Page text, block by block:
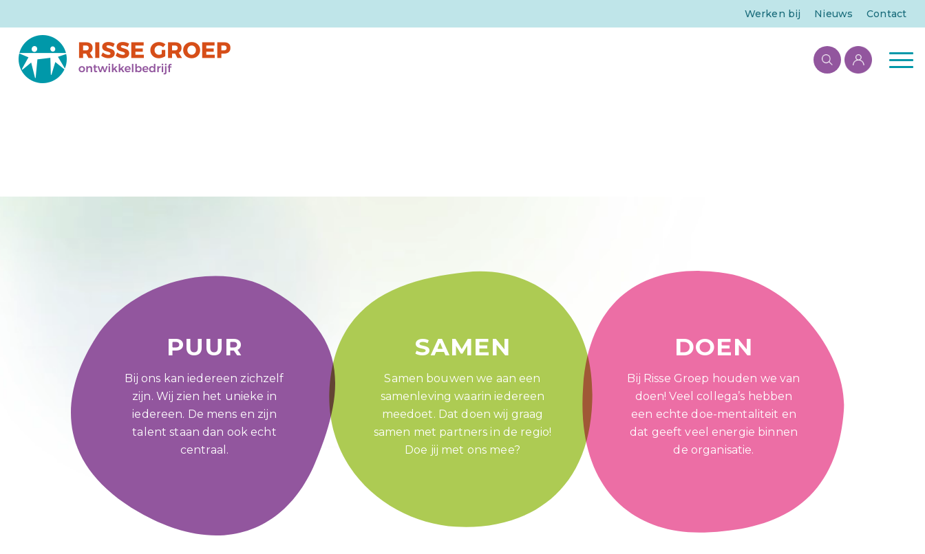
Werken bij Nieuws Contact
PUUR
Bij ons kan iedereen zichzelf
zijn. Wij zien het unieke in
iedereen. De mens en zijn
talent staan dan ook echt
centraal.
SAMEN
Samen bouwen we aan een
samenleving waarin iedereen
meedoet. Dat doen wij graag
samen met partners in de regio!
Doe jij met ons mee?
DOEN
Bij Risse Groep houden we van
doen! Veel collega’s hebben
een echte doe-mentaliteit en
dat geeft veel energie binnen
de organisatie.